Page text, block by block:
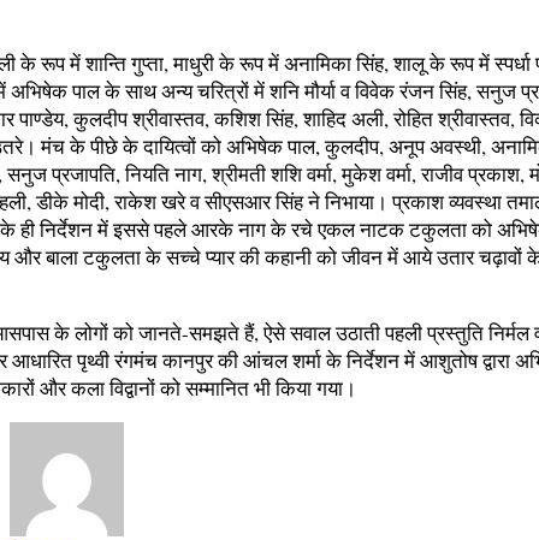
के रूप में शान्ति गुप्ता, माधुरी के रूप में अनामिका सिंह, शालू के रूप में
पाल के साथ अन्य चरित्रों में शनि मौर्या व विवेक रंजन सिंह, सनुज
पाण्डेय, कुलदीप श्रीवास्तव, कशिश सिंह, शाहिद अली, रोहित श्रीवास्तव,
मंच के पीछे के दायित्वों को अभिषेक पाल, कुलदीप, अनूप अवस्थी,
प्रजापति, नियति नाग, श्रीमती शशि वर्मा, मुकेश वर्मा, राजीव प्रकाश,
डीके मोदी, राकेश खरे व सीएसआर सिंह ने निभाया। प्रकाश व्यवस्था
के ही निर्देशन में इससे पहले आरके नाग के रचे एकल नाटक टकुलता को
और बाला टकुलता के सच्चे प्यार की कहानी को जीवन में आये उतार चढ़ावों
के लोगों को जानते-समझते हैं, ऐसे सवाल उठाती पहली प्रस्तुति निर्मल
पृथ्वी रंगमंच कानपुर की आंचल शर्मा के निर्देशन में आशुतोष द्वारा
और कला विद्वानों को सम्मानित भी किया गया।